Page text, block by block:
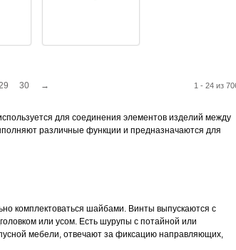
1 - 24 из
30 →
для соединения элементов изделий между
различные функции и предназначаются для
комплектоваться шайбами. Винты выпускаются с
или усом. Есть шурупы с потайной или
мебели, отвечают за фиксацию направляющих,